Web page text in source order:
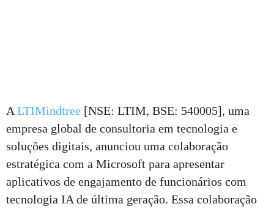
A LTIMindtree [NSE: LTIM, BSE: 540005], uma
empresa global de consultoria em tecnologia e
soluções digitais, anunciou uma colaboração
estratégica com a Microsoft para apresentar
aplicativos de engajamento de funcionários com
tecnologia IA de última geração. Essa colaboração